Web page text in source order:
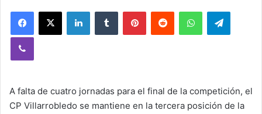
A falta de cuatro jornadas para el final de la competición, el
CP Villarrobledo se mantiene en la tercera posición de la